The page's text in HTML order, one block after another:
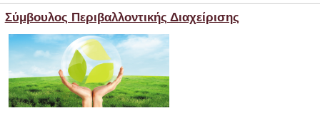
Σύμβουλος Περιβαλλοντικής Διαχείρισης